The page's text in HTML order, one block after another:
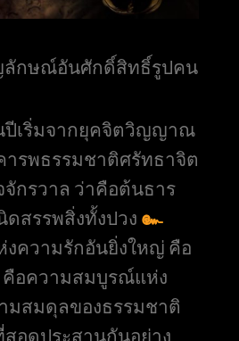
กษณ์อันศักดิ์สิทธิ์รูปคน
ปีเริ่มจากยุคจิตวิญญาณ
ารพธรรมชาติศรัทธาจิต
กรวาล ว่าคือต้นธาร
ดสรรพสิ่งทั้งปวง ๛
ความรักอันยิ่งใหญ่ คือ
คือความสมบูรณ์แห่ง
มสมดุลของธรรมชาติ
อดประสานกันอย่าง